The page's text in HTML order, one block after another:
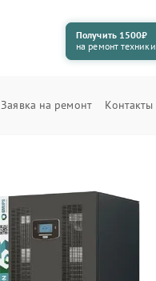
Получить 1500₽
на ремонт техники
Заявка на ремонт Контакты